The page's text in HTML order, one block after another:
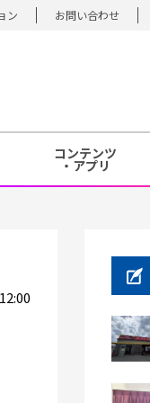
ン お問い合わせ
コンテンツ
・アプリ